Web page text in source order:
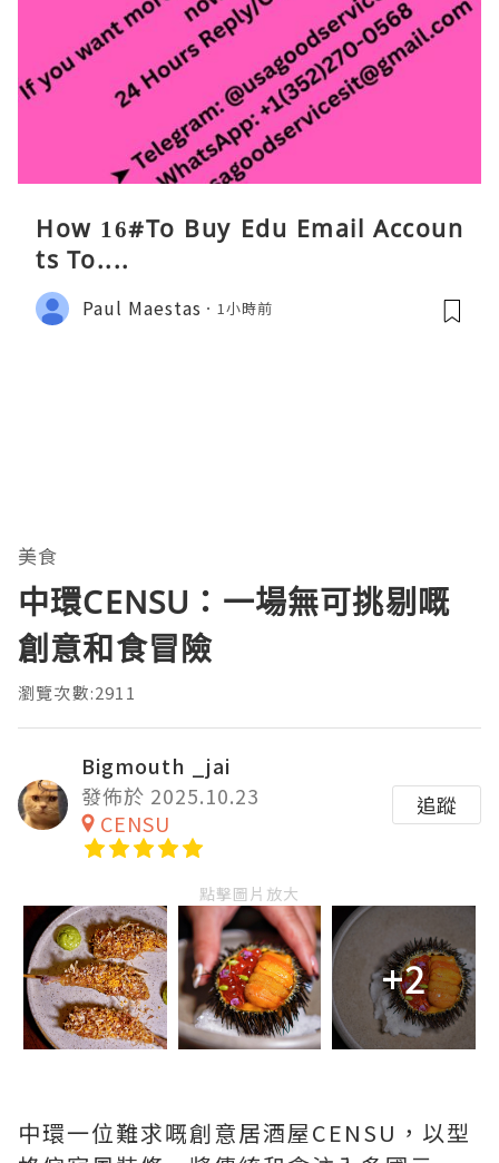
How 16#To Buy Edu Email Accoun
ts To....
Paul Maestas 1小時前
美食
中環CENSU：一場無可挑剔嘅
創意和食冒險
瀏覽次數:2911
Bigmouth _jai
發佈於 2025.10.23
CENSU
追蹤
點擊圖片放大
+2
中環一位難求嘅創意居酒屋CENSU，以型